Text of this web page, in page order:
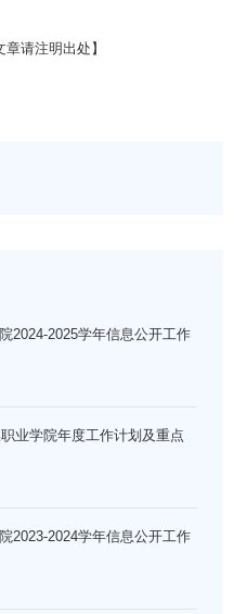
章请注明出处】
2024-2025学年信息公开工作
业学院年度工作计划及重点
2023-2024学年信息公开工作